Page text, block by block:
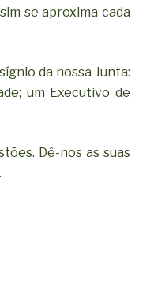
se aproxima cada
da nossa Junta:
um Executivo de
Dê-nos as suas